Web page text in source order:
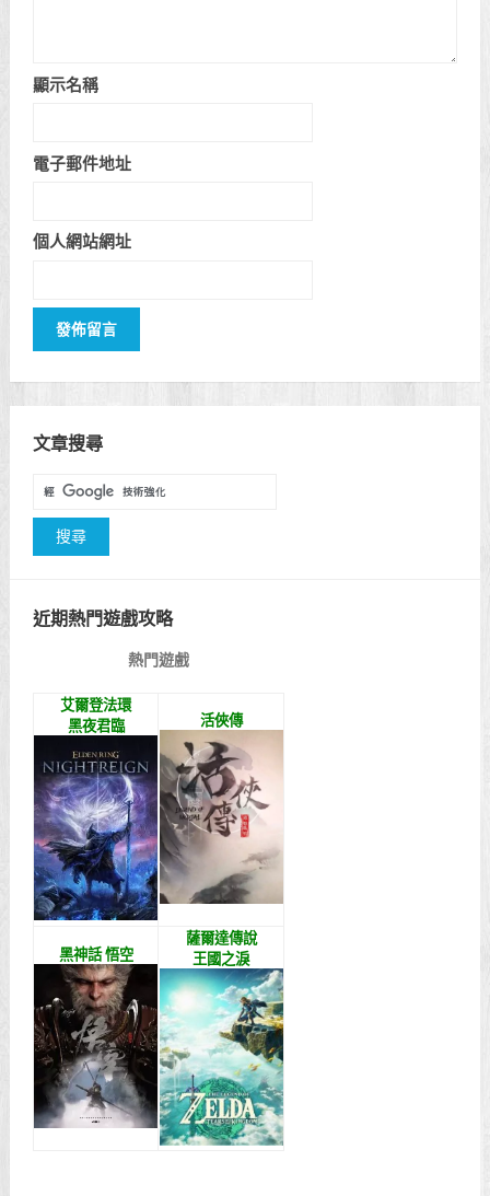
顯示名稱
電子郵件地址
個人網站網址
文章搜尋
近期熱門遊戲攻略
熱門遊戲
艾爾登法環
黑夜君臨
活俠傳
黑神話 悟空
薩爾達傳說
王國之淚